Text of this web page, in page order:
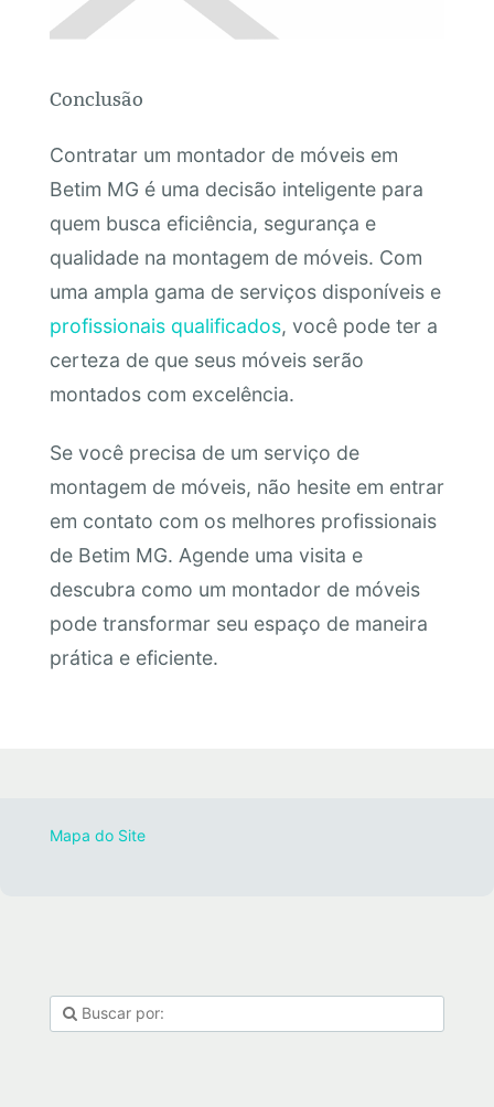
Conclusão
Contratar um montador de móveis em
Betim MG é uma decisão inteligente para
quem busca eficiência, segurança e
qualidade na montagem de móveis. Com
uma ampla gama de serviços disponíveis e
profissionais qualificados, você pode ter a
certeza de que seus móveis serão
montados com excelência.
Se você precisa de um serviço de
montagem de móveis, não hesite em entrar
em contato com os melhores profissionais
de Betim MG. Agende uma visita e
descubra como um montador de móveis
pode transformar seu espaço de maneira
prática e eficiente.
Mapa do Site